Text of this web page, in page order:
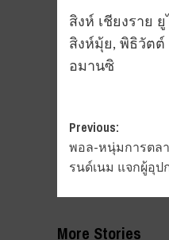
สิงห์ เชียงราย
สิงห์มุ้ย, พิธิวัต
อมานซิ
Post
navigation
Previous:
พอล-หนุ่มการตล
รนด์เนม แจกผู้อุ
More Stories